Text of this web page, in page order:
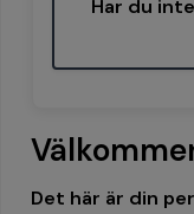
Har du
Det här är din